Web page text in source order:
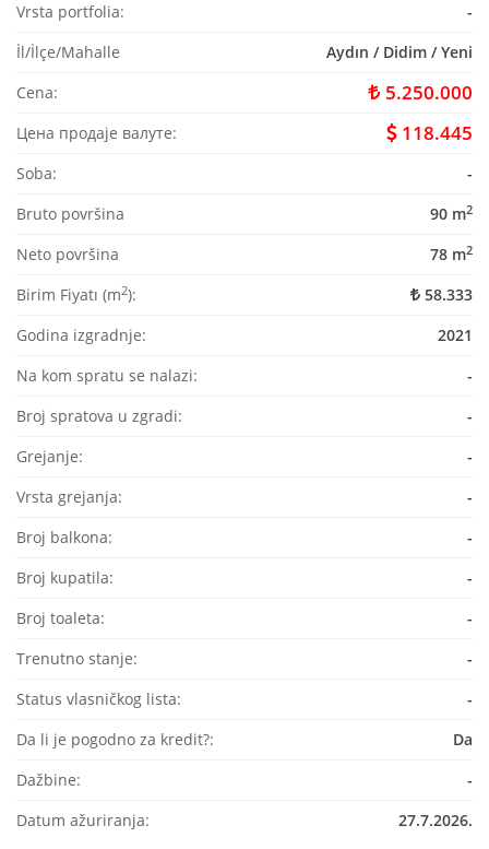
Vrsta portfolia:
-
İl/İlçe/Mahalle
Aydın / Didim / Yeni
Cena:
5.250.000
Цена продаје валуте: 118.445
Soba:
-
Bruto površina
90 m2
Neto površina 78 m2
Birim Fiyatı (m2):
58.333
Godina izgradnje:
2021
Na kom spratu se nalazi:
-
Broj spratova u zgradi:
-
Grejanje:
-
Vrsta grejanja:
-
Broj balkona:
-
Broj kupatila:
-
Broj toaleta:
-
Trenutno stanje:
-
Status vlasničkog lista:
-
Da li je pogodno za kredit?:
Da
Dažbine:
-
Datum ažuriranja:
27.7.2026.